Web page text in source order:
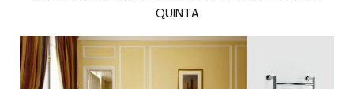
QUINTA